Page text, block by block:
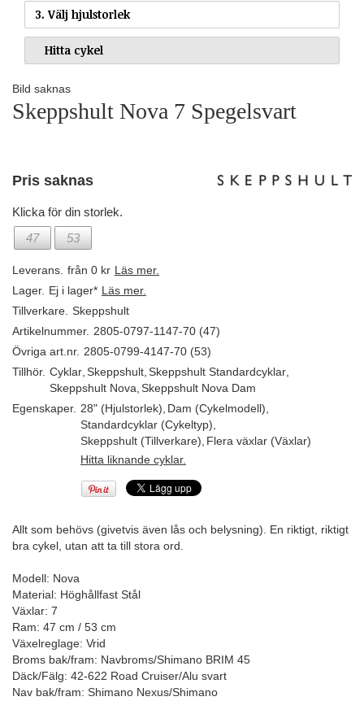
3. Välj hjulstorlek
Bild saknas
Skeppshult Nova 7 Spegelsvart
Pris saknas
Klicka för din storlek.
47
53
Leverans. från 0 kr Läs mer.
Lager. Ej i lager* Läs mer.
Tillverkare. Skeppshult
Artikelnummer. 2805-0797-1147-70 (47)
Övriga art.nr. 2805-0799-4147-70 (53)
Tillhör. Cyklar Skeppshult Skeppshult Standardcyklar
Skeppshult Nova Skeppshult Nova Dam
Egenskaper. 28" (Hjulstorlek) Dam (Cykelmodell)
Standardcyklar (Cykeltyp)
Skeppshult (Tillverkare) Flera växlar (Växlar)
Hitta liknande cyklar.
Allt som behövs (givetvis även lås och belysning). En riktigt, riktigt
bra cykel, utan att ta till stora ord.
Modell: Nova
Material: Höghållfast Stål
Växlar: 7
Ram: 47 cm / 53 cm
Växelreglage: Vrid
Broms bak/fram: Navbroms/Shimano BRIM 45
Däck/Fälg: 42-622 Road Cruiser/Alu svart
Nav bak/fram: Shimano Nexus/Shimano